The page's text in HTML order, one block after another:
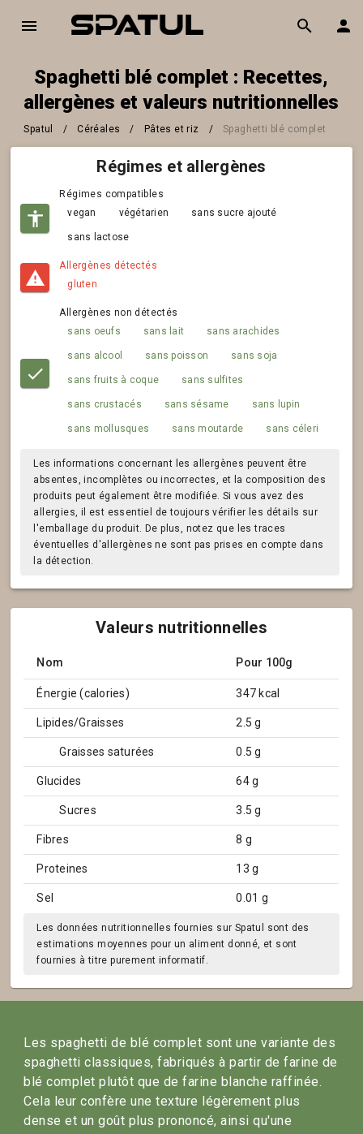
Spaghetti blé complet : Recettes,
allergènes et valeurs nutritionnelles
Spatul / Céréales / Pâtes et riz / Spaghetti blé complet
Régimes et allergènes
Régimes compatibles
vegan
végétarien sans sucre ajouté
sans lactose
Allergènes détectés
gluten
Allergènes non détectés
sans oeufs
sans lait sans arachides
sans alcool sans poisson sans soja
sans fruits à coque sans sulfites
sans crustacés sans sésame sans lupin
sans mollusques sans moutarde sans céleri
Les informations concernant les allergènes peuvent être
absentes, incomplètes ou incorrectes, et la composition des
produits peut également être modifiée. Si vous avez des
allergies, il est essentiel de toujours vérifier les détails sur
l'emballage du produit. De plus, notez que les traces
éventuelles d'allergènes ne sont pas prises en compte dans
la détection.
Valeurs nutritionnelles
Nom Pour 100g
Énergie (calories) 347 kcal
Lipides/Graisses 2.5 g
Graisses saturées 0.5 g
Glucides 64 g
Sucres 3.5 g
Fibres 8 g
Proteines 13 g
Sel 0.01 g
Les données nutritionnelles fournies sur Spatul sont des
estimations moyennes pour un aliment donné, et sont
fournies à titre purement informatif.
Les spaghetti de blé complet sont une variante des
spaghetti classiques, fabriqués à partir de farine de
blé complet plutôt que de farine blanche raffinée.
Cela leur confère une texture légèrement plus
dense et un goût plus prononcé, ainsi qu'une